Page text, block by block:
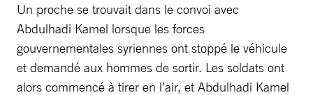
Un proche se trouvait dans le convoi avec
Abdulhadi Kamel lorsque les forces
gouvernementales syriennes ont stoppé le véhicule
et demandé aux hommes de sortir. Les soldats ont
alors commencé à tirer en l’air, et Abdulhadi Kamel